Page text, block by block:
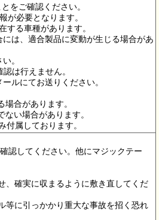
をご確認ください。
が必要となります。
る車種があります。
は、適合製品に変動が生じる場合があ
。
は行えません。
ルにてお送りください。
合があります。
い場合があります。
属しております。
認してください。他にマジックテー
、確実に収まるように敷き直してくだ
等に引っかかり重大な事故を招く恐れ